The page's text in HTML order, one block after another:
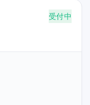
受付中